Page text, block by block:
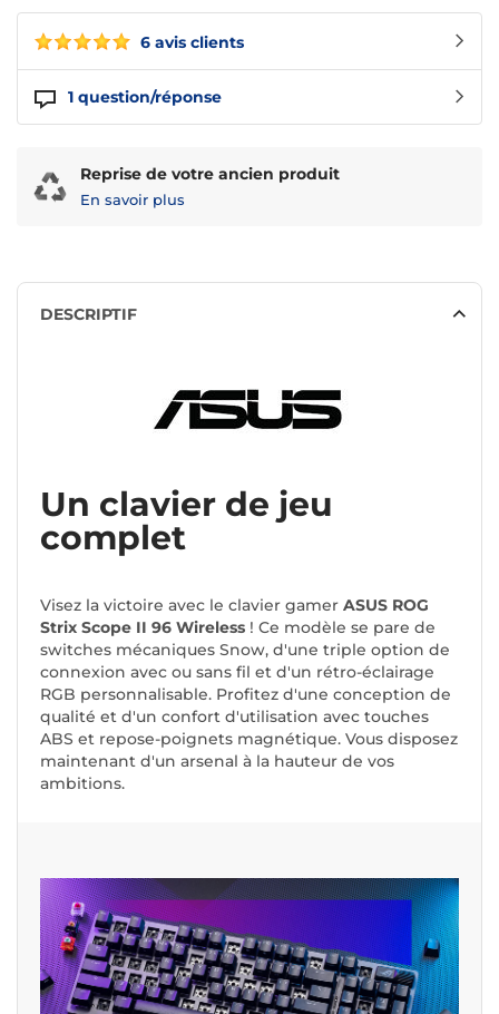
6 avis clients
1 question/réponse
Reprise de votre ancien produit
En savoir plus
DESCRIPTIF
Un clavier de jeu
complet
Visez la victoire avec le clavier gamer ASUS ROG
Strix Scope II 96 Wireless ! Ce modèle se pare de
switches mécaniques Snow, d'une triple option de
connexion avec ou sans fil et d'un rétro-éclairage
RGB personnalisable. Profitez d'une conception de
qualité et d'un confort d'utilisation avec touches
ABS et repose-poignets magnétique. Vous disposez
maintenant d'un arsenal à la hauteur de vos
ambitions.